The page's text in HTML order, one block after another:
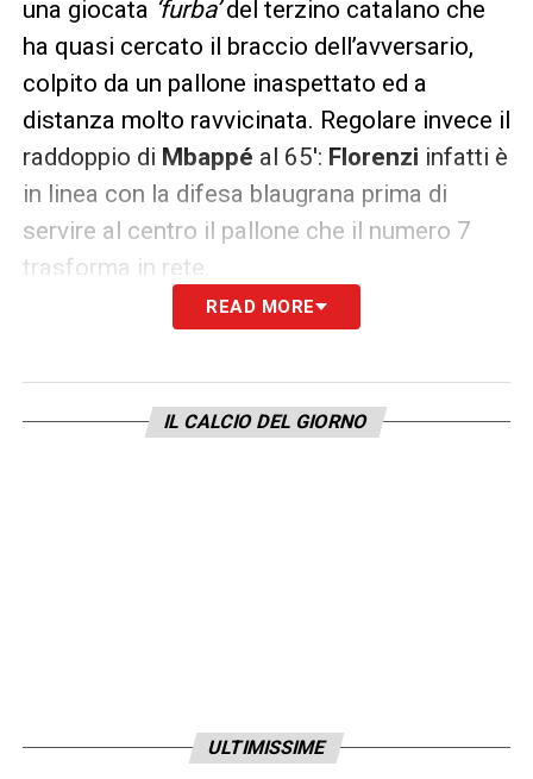
una giocata ‘furba’del terzino catalano che
ha quasi cercato il braccio dell’avversario,
colpito da un pallone inaspettato ed a
distanza molto ravvicinata. Regolare invece il
raddoppio di Mbappé al 65′: Florenzi infatti è
in linea con la difesa blaugrana prima di
servire al centro il pallone che il numero 7
trasforma in rete.
READ MORE
IL CALCIO DEL GIORNO
ULTIMISSIME